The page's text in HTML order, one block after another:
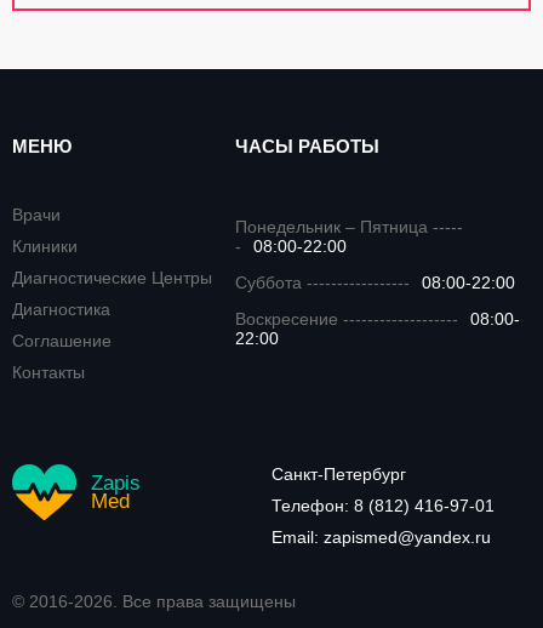
МЕНЮ
Врачи
Клиники
Диагностические Центры
Диагностика
Соглашение
Контакты
ЧАСЫ РАБОТЫ
Понедельник – Пятница -----
-
08:00-22:00
Суббота -----------------
08:00-22:00
Воскресение -------------------
08:00-
22:00
Zapis
Med
Санкт-Петербург
Телефон: 8 (812) 416-97-01
Email: zapismed@yandex.ru
© 2016-2026. Все права защищены